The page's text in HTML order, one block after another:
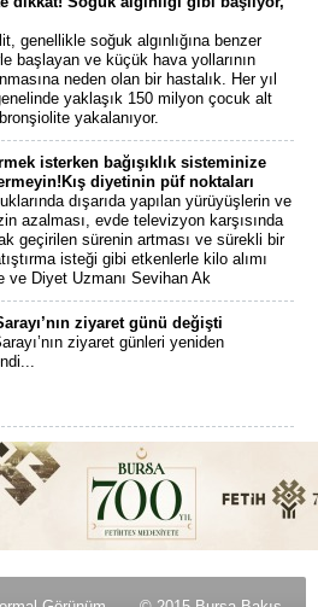
genellikle soğuk algınlığına benzer
başlayan ve küçük hava yollarının
neden olan bir hastalık. Her yıl
yaklaşık 150 milyon çocuk alt
yakalanıyor.
isterken bağışıklık sisteminize
diyetinin püf noktaları
dışarıda yapılan yürüyüşlerin ve
azalması, evde televizyon karşısında
geçirilen sürenin artması ve sürekli bir
isteği gibi etkenlerle kilo alımı
ve Diyet Uzmanı Sevihan Ak
ziyaret günü değişti
ziyaret günleri yeniden